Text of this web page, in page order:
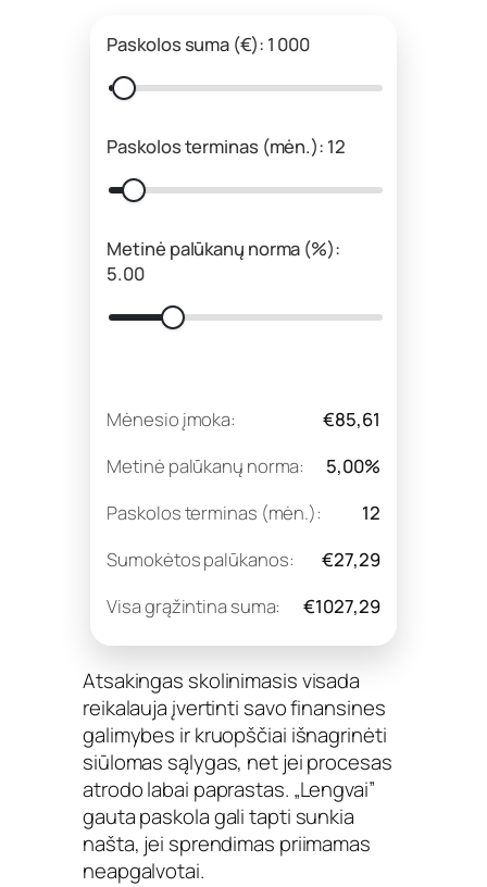
Paskolos suma (€): 1 000
Paskolos terminas (mėn.): 12
Metinė palūkanų norma (%):
5.00
Mėnesio įmoka:
€85,61
Metinė palūkanų norma:
5,00%
Paskolos terminas (mėn.):
12
Sumokėtos palūkanos:
€27,29
Visa grąžintina suma:
€1027,29
Atsakingas skolinimasis visada
reikalauja įvertinti savo finansines
galimybes ir kruopščiai išnagrinėti
siūlomas sąlygas, net jei procesas
atrodo labai paprastas. „Lengvai”
gauta paskola gali tapti sunkia
našta, jei sprendimas priimamas
neapgalvotai.